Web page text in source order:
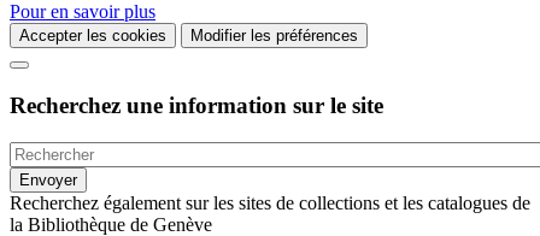
Pour en savoir plus
Accepter les cookies Modifier les préférences
Recherchez une information sur le site
Recherchez également sur les sites de collections et les catalogues de
la Bibliothèque de Genève